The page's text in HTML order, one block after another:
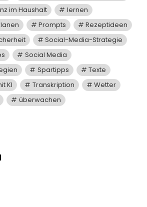
im Haushalt
lernen
Prompts
Rezeptideen
Social-Media-Strategie
Social Media
Spartipps
Texte
KI
Transkription
Wetter
überwachen